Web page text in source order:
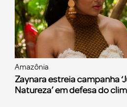
Amazônia
Zaynara estreia campanha
Natureza’ em defesa do